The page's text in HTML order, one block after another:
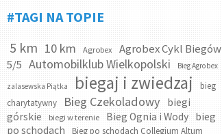
#TAGI NA TOPIE
5 km 10 km Agrobex
Agrobex Cykl Biegów
5/5 Automobilklub Wielkopolski Bieg Agrobex
zalasewska Piątka biegaj i zwiedzaj
bieg
charytatywny
Bieg Czekoladowy
biegi
górskie
biegi w terenie Bieg Ognia i Wody bieg
po schodach
Bieg po schodach Collegium Altum